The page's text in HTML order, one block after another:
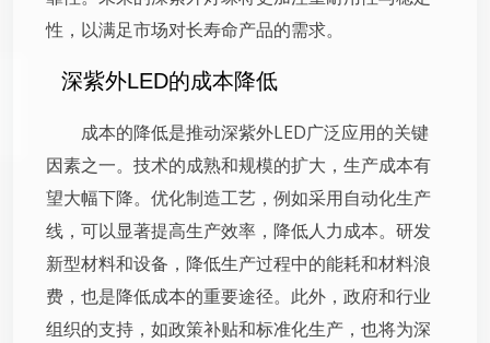
性，以满足市场对长寿命产品的需求。
深紫外LED的成本降低
成本的降低是推动深紫外LED广泛应用的关键
因素之一。技术的成熟和规模的扩大，生产成本有
望大幅下降。优化制造工艺，例如采用自动化生产
线，可以显著提高生产效率，降低人力成本。研发
新型材料和设备，降低生产过程中的能耗和材料浪
费，也是降低成本的重要途径。此外，政府和行业
组织的支持，如政策补贴和标准化生产，也将为深